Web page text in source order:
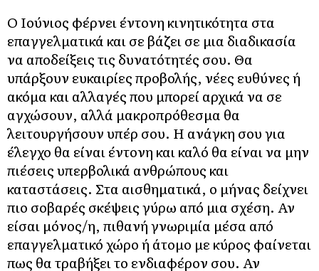
Ο Ιούνιος φέρνει έντονη κινητικότητα στα
επαγγελματικά και σε βάζει σε μια διαδικασία
να αποδείξεις τις δυνατότητές σου. Θα
υπάρξουν ευκαιρίες προβολής, νέες ευθύνες ή
ακόμα και αλλαγές που μπορεί αρχικά να σε
αγχώσουν, αλλά μακροπρόθεσμα θα
λειτουργήσουν υπέρ σου. Η ανάγκη σου για
έλεγχο θα είναι έντονη και καλό θα είναι να μην
πιέσεις υπερβολικά ανθρώπους και
καταστάσεις. Στα αισθηματικά, ο μήνας δείχνει
πιο σοβαρές σκέψεις γύρω από μια σχέση. Αν
είσαι μόνος/η, πιθανή γνωριμία μέσα από
επαγγελματικό χώρο ή άτομο με κύρος φαίνεται
πως θα τραβήξει το ενδιαφέρον σου. Αν